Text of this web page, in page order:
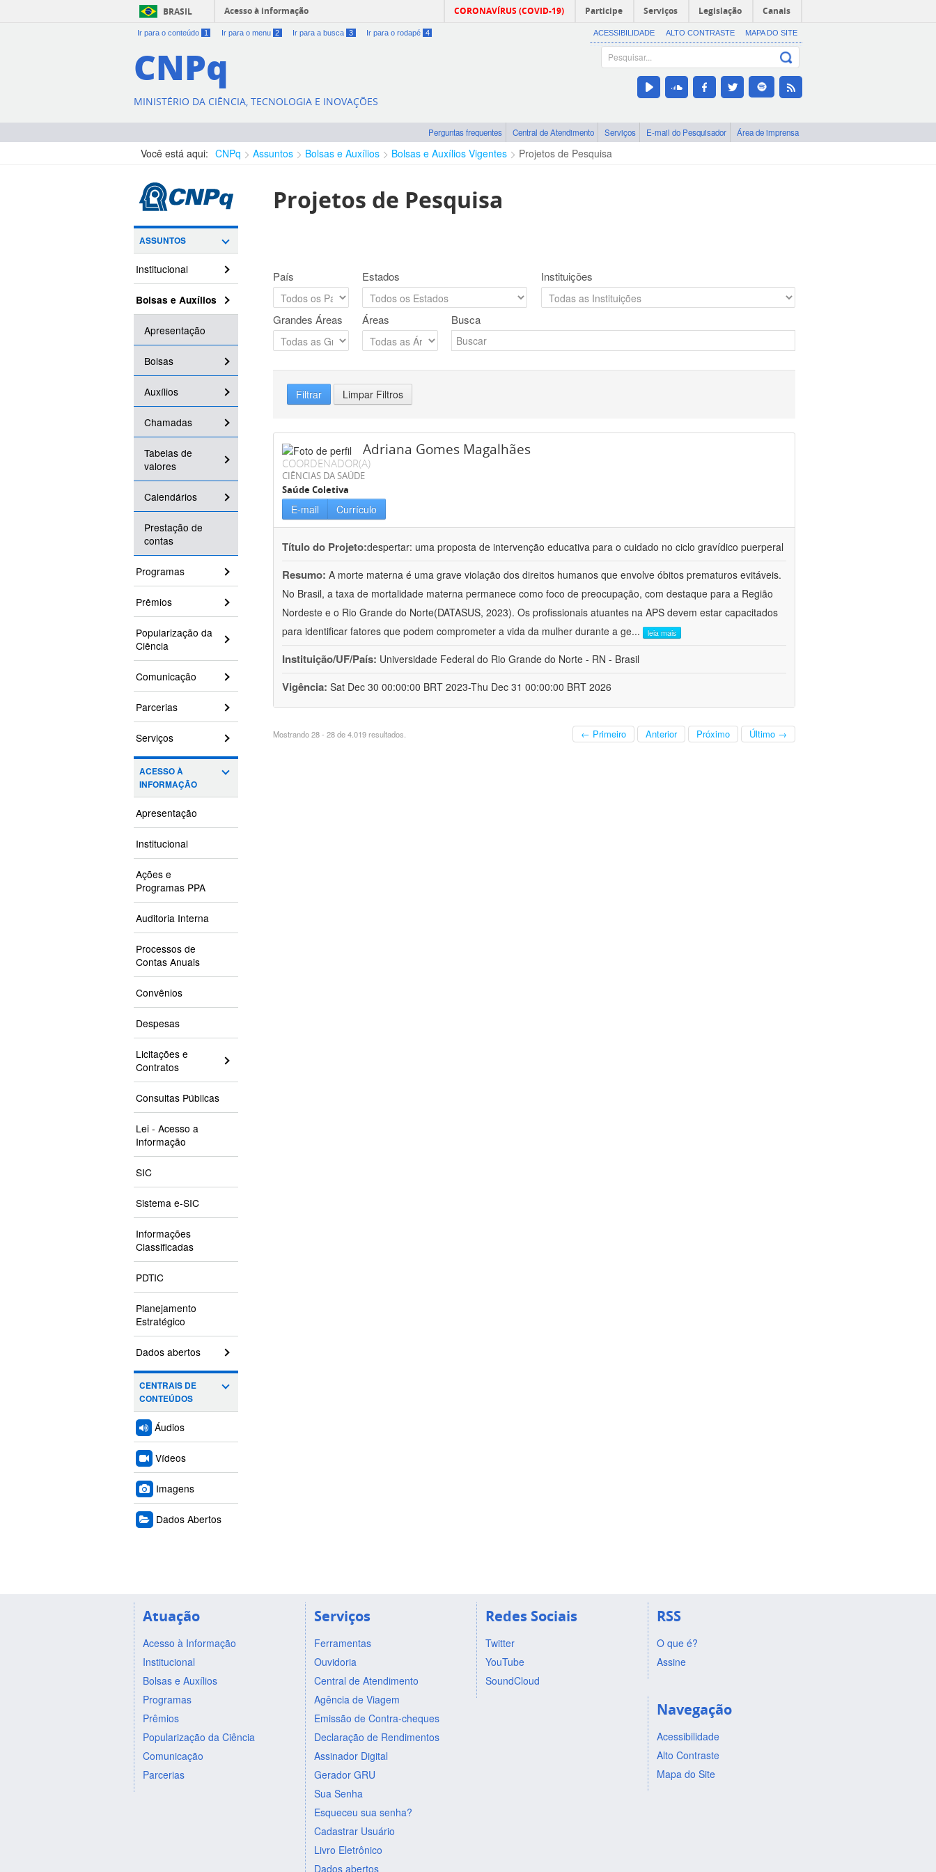
BRASIL Acesso à informação CORONAVÍRUS (COVID-19) Participe Serviços Legislação Canais
Ir para o conteúdo 1 Ir para o menu 2 Ir para a busca 3 Ir para o rodapé 4 ACESSIBILIDADE ALTO CONTRASTE MAPA DO SITE
CNPq
MINISTÉRIO DA CIÊNCIA, TECNOLOGIA E INOVAÇÕES
Perguntas frequentes Central de Atendimento Serviços E-mail do Pesquisador Área de imprensa
Você está aqui: CNPq Assuntos Bolsas e Auxílios Bolsas e Auxílios Vigentes Projetos de Pesquisa
ASSUNTOS
Institucional
Bolsas e Auxílios
Apresentação
Bolsas
Auxílios
Chamadas
Tabelas de
valores
Calendários
Prestação de
contas
Programas
Prêmios
Popularização da
Ciência
Comunicação
Parcerias
Serviços
ACESSO À
INFORMAÇÃO
Apresentação
Institucional
Ações e
Programas PPA
Auditoria Interna
Processos de
Contas Anuais
Convênios
Despesas
Licitações e
Contratos
Consultas Públicas
Lei - Acesso a
Informação
SIC
Sistema e-SIC
Informações
Classificadas
PDTIC
Planejamento
Estratégico
Dados abertos
CENTRAIS DE
CONTEÚDOS
Áudios
Vídeos
Imagens
Dados Abertos
Projetos de Pesquisa
País Estados Instituições
Grandes Áreas Áreas Busca
Filtrar Limpar Filtros
Adriana Gomes Magalhães
COORDENADOR(A)
CIÊNCIAS DA SAÚDE
Saúde Coletiva
E-mail Currículo
Título do Projeto:despertar: uma proposta de intervenção educativa para o cuidado no ciclo gravídico puerperal
Resumo: A morte materna é uma grave violação dos direitos humanos que envolve óbitos prematuros evitáveis.
No Brasil, a taxa de mortalidade materna permanece como foco de preocupação, com destaque para a Região
Nordeste e o Rio Grande do Norte(DATASUS, 2023). Os profissionais atuantes na APS devem estar capacitados
para identificar fatores que podem comprometer a vida da mulher durante a ge... leia mais
Instituição/UF/País: Universidade Federal do Rio Grande do Norte - RN - Brasil
Vigência: Sat Dec 30 00:00:00 BRT 2023-Thu Dec 31 00:00:00 BRT 2026
Mostrando 28 - 28 de 4.019 resultados. ← Primeiro Anterior Próximo Último →
Atuação
Acesso à Informação
Institucional
Bolsas e Auxílios
Programas
Prêmios
Popularização da Ciência
Comunicação
Parcerias
Serviços
Ferramentas
Ouvidoria
Central de Atendimento
Agência de Viagem
Emissão de Contra-cheques
Declaração de Rendimentos
Assinador Digital
Gerador GRU
Sua Senha
Esqueceu sua senha?
Cadastrar Usuário
Livro Eletrônico
Dados abertos
Redes Sociais
Twitter
YouTube
SoundCloud
RSS
O que é?
Assine
Navegação
Acessibilidade
Alto Contraste
Mapa do Site